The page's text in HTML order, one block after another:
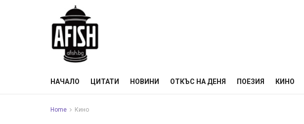
НАЧАЛО ЦИТАТИ НОВИНИ ОТКЪС НА ДЕНЯ ПОЕЗИЯ КИНО
Home Кино